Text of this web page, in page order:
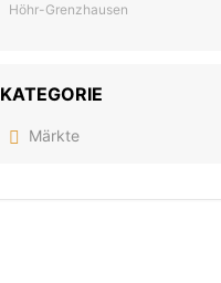
Höhr-Grenzhausen
KATEGORIE
Märkte